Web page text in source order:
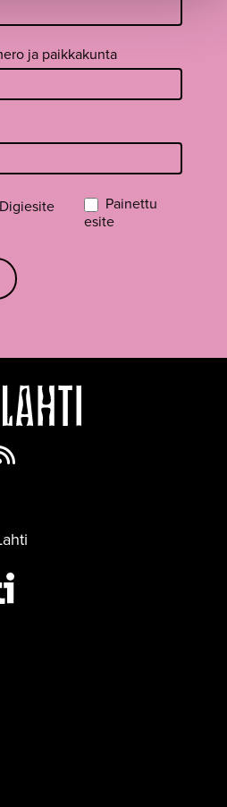
ja paikkakunta
Digiesite
Painettu
esite
Instagramissa
Twitterissä
Lahti YouTubessa
Lahti RSS-feed